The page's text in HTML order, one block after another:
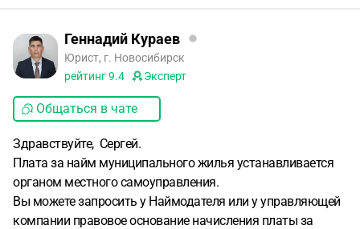
Геннадий Кураев
Юрист, г. Новосибирск
рейтинг9.4 Эксперт
Общаться в чате
Здравствуйте, Сергей.
Плата за найм муниципального жилья устанавливается
органом местного самоуправления.
Вы можете запросить у Наймодателя или у управляющей
компании правовое основание начисления платы за